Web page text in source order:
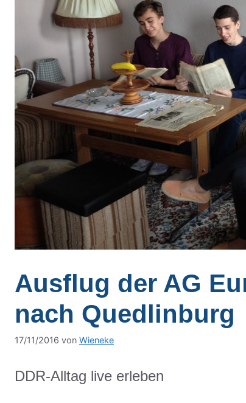
Ausflug der AG
nach Quedlinburg
17/11/2016 von Wieneke
DDR-Alltag live erleben